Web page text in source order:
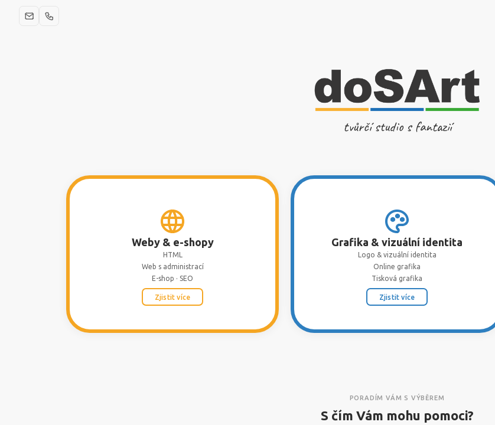
tvůrčí studio s fantazií
Weby & e-shopy
HTML
Web s administrací
E-shop · SEO
Zjistit více
Grafika & vizuální identita
Logo & vizuální identita
Online grafika
Tisková grafika
Zjistit více
PORADÍM VÁM S VÝBĚREM
S čím Vám mohu pomoci?